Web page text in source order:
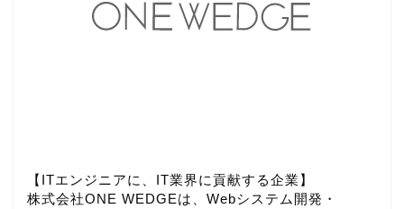
【ITエンジニアに、IT業界に貢献する企業】
株式会社ONE WEDGEは、Webシステム開発・